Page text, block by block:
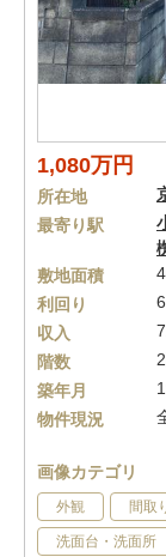
1,080万円
所在地
最寄り駅
敷地面積
利回り
収入
階数
築年月
物件現況
画像カテゴリ
外観 間取
洗面台・洗面所